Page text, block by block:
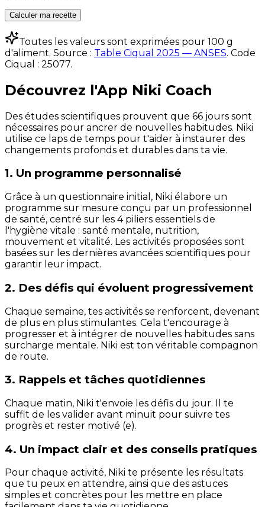
Calculer ma recette
Toutes les valeurs sont exprimées pour 100 g
d'aliment. Source : Table Ciqual 2025 — ANSES. Code
Ciqual : 25077.
Découvrez l'App Niki Coach
Des études scientifiques prouvent que 66 jours sont
nécessaires pour ancrer de nouvelles habitudes. Niki
utilise ce laps de temps pour t'aider à instaurer des
changements profonds et durables dans ta vie.
1. Un programme personnalisé
Grâce à un questionnaire initial, Niki élabore un
programme sur mesure conçu par un professionnel
de santé, centré sur les 4 piliers essentiels de
l'hygiène vitale : santé mentale, nutrition,
mouvement et vitalité. Les activités proposées sont
basées sur les dernières avancées scientifiques pour
garantir leur impact.
2. Des défis qui évoluent progressivement
Chaque semaine, tes activités se renforcent, devenant
de plus en plus stimulantes. Cela t'encourage à
progresser et à intégrer de nouvelles habitudes sans
surcharge mentale. Niki est ton véritable compagnon
de route.
3. Rappels et tâches quotidiennes
Chaque matin, Niki t'envoie les défis du jour. Il te
suffit de les valider avant minuit pour suivre tes
progrès et rester motivé (e).
4. Un impact clair et des conseils pratiques
Pour chaque activité, Niki te présente les résultats
que tu peux en attendre, ainsi que des astuces
simples et concrètes pour les mettre en place